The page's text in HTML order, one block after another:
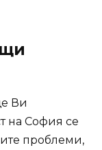
Ви
на София се
проблеми,